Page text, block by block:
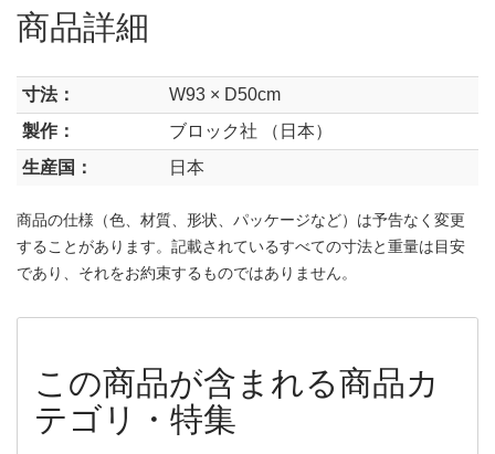
商品詳細
寸法：
W93 × D50cm
製作：
ブロック社 （日本）
生産国：
日本
商品の仕様（色、材質、形状、パッケージなど）は予告なく変更
することがあります。記載されているすべての寸法と重量は目安
であり、それをお約束するものではありません。
この商品が含まれる商品カ
テゴリ・特集